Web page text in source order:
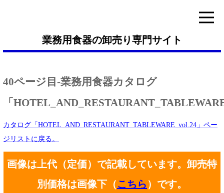
業務用食器の卸売り専門サイト
40ページ目-業務用食器カタログ
「
カタログ「HOTEL_AND_RESTAURANT_TABLEWARE_vol.24」ペー
ジリストに戻る。
画像は上代（定価）で記載しています。卸売特
別価格は画像下（こちら ）です。